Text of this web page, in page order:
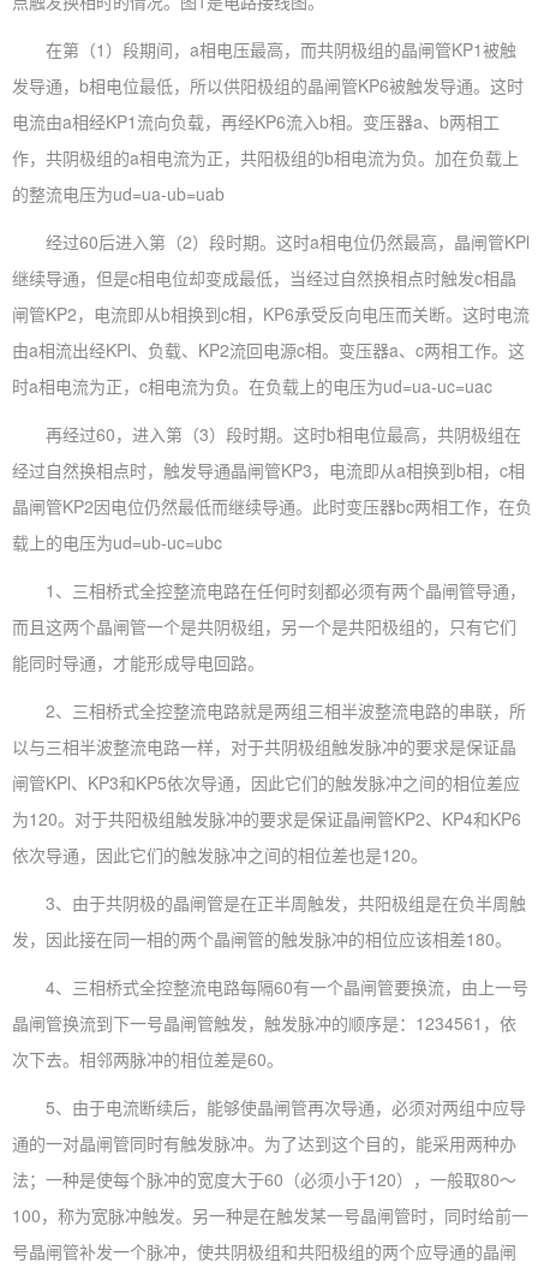
在第（1）段期间，a相电压最高，而共阴极组的晶闸管KP1被触
发导通，b相电位最低，所以供阳极组的晶闸管KP6被触发导通。这时
电流由a相经KP1流向负载，再经KP6流入b相。变压器a、b两相工
作，共阴极组的a相电流为正，共阳极组的b相电流为负。加在负载上
的整流电压为ud=ua-ub=uab
经过60后进入第（2）段时期。这时a相电位仍然最高，晶闸管KPl
继续导通，但是c相电位却变成最低，当经过自然换相点时触发c相晶
闸管KP2，电流即从b相换到c相，KP6承受反向电压而关断。这时电流
由a相流出经KPl、负载、KP2流回电源c相。变压器a、c两相工作。这
时a相电流为正，c相电流为负。在负载上的电压为ud=ua-uc=uac
再经过60，进入第（3）段时期。这时b相电位最高，共阴极组在
经过自然换相点时，触发导通晶闸管KP3，电流即从a相换到b相，c相
晶闸管KP2因电位仍然最低而继续导通。此时变压器bc两相工作，在负
载上的电压为ud=ub-uc=ubc
1、三相桥式全控整流电路在任何时刻都必须有两个晶闸管导通，
而且这两个晶闸管一个是共阴极组，另一个是共阳极组的，只有它们
能同时导通，才能形成导电回路。
2、三相桥式全控整流电路就是两组三相半波整流电路的串联，所
以与三相半波整流电路一样，对于共阴极组触发脉冲的要求是保证晶
闸管KPl、KP3和KP5依次导通，因此它们的触发脉冲之间的相位差应
为120。对于共阳极组触发脉冲的要求是保证晶闸管KP2、KP4和KP6
依次导通，因此它们的触发脉冲之间的相位差也是120。
3、由于共阴极的晶闸管是在正半周触发，共阳极组是在负半周触
发，因此接在同一相的两个晶闸管的触发脉冲的相位应该相差180。
4、三相桥式全控整流电路每隔60有一个晶闸管要换流，由上一号
晶闸管换流到下一号晶闸管触发，触发脉冲的顺序是：1234561，依
次下去。相邻两脉冲的相位差是60。
5、由于电流断续后，能够使晶闸管再次导通，必须对两组中应导
通的一对晶闸管同时有触发脉冲。为了达到这个目的，能采用两种办
法；一种是使每个脉冲的宽度大于60（必须小于120），一般取80～
100，称为宽脉冲触发。另一种是在触发某一号晶闸管时，同时给前一
号晶闸管补发一个脉冲，使共阴极组和共阳极组的两个应导通的晶闸